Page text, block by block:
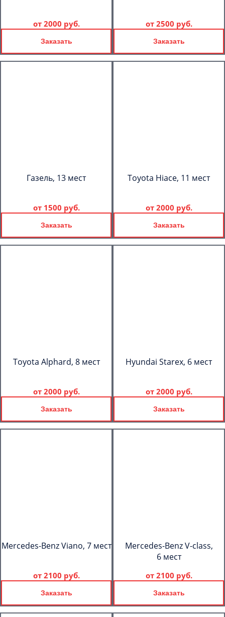
от 2000 руб.
Заказать
от 2500 руб.
Заказать
Газель, 13 мест
от 1500 руб.
Заказать
Toyota Hiace, 11 мест
от 2000 руб.
Заказать
Toyota Alphard, 8 мест
от 2000 руб.
Заказать
Hyundai Starex, 6 мест
от 2000 руб.
Заказать
Mercedes-Benz Viano, 7 мест
от 2100 руб.
Заказать
Mercedes-Benz V-class,
6 мест
от 2100 руб.
Заказать